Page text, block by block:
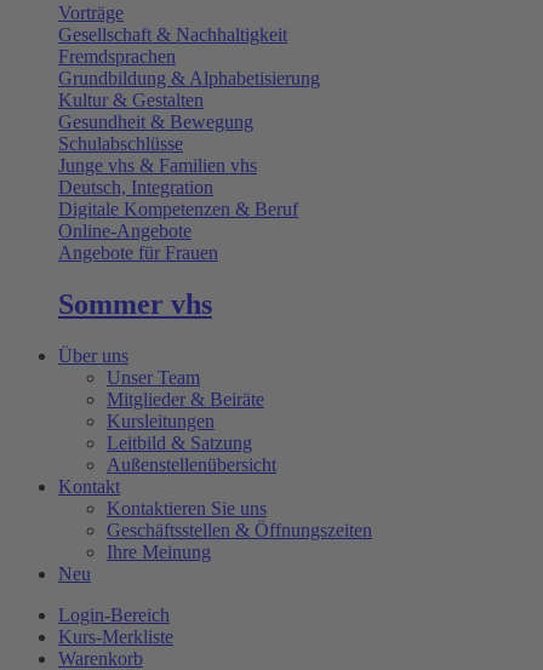
Vorträge
Gesellschaft & Nachhaltigkeit
Fremdsprachen
Grundbildung & Alphabetisierung
Kultur & Gestalten
Gesundheit & Bewegung
Schulabschlüsse
Junge vhs & Familien vhs
Deutsch, Integration
Digitale Kompetenzen & Beruf
Online-Angebote
Angebote für Frauen
Sommer vhs
Über uns
Unser Team
Mitglieder & Beiräte
Kursleitungen
Leitbild & Satzung
Außenstellenübersicht
Kontakt
Kontaktieren Sie uns
Geschäftsstellen & Öffnungszeiten
Ihre Meinung
Neu
Login-Bereich
Kurs-Merkliste
Warenkorb